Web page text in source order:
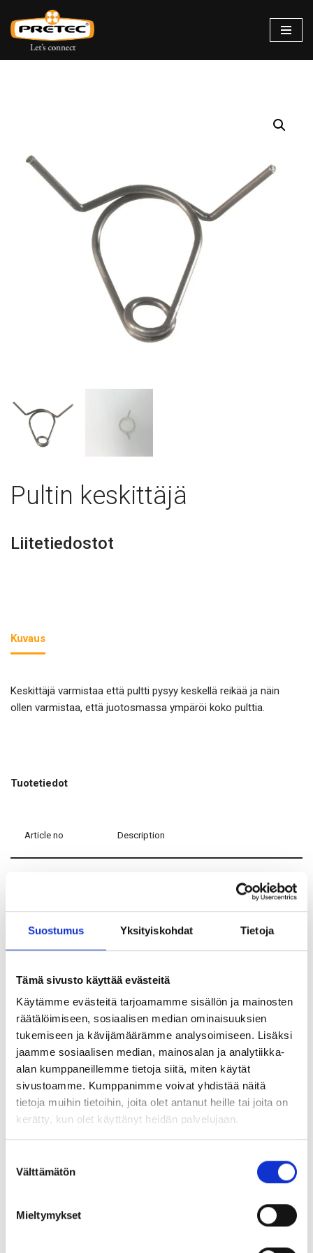
Suostumus Yksityiskohdat Tietoja
Tämä sivusto käyttää evästeitä
Käytämme evästeitä tarjoamamme sisällön ja mainosten
räätälöimiseen, sosiaalisen median ominaisuuksien
tukemiseen ja kävijämäärämme analysoimiseen. Lisäksi
jaamme sosiaalisen median, mainosalan ja analytiikka-
alan kumppaneillemme tietoja siitä, miten käytät
sivustoamme. Kumppanimme voivat yhdistää näitä
tietoja muihin tietoihin, joita olet antanut heille tai joita on
kerätty, kun olet käyttänyt heidän palvelujaan.
valinta
Välttämätön
Mieltymykset
Siirry
suoraan
Pultin keskittäjä
Liitetiedostot
Kuvaus
Keskittäjä varmistaa että pultti pysyy keskellä reikää ja näin
ollen varmistaa, että juotosmassa ympäröi koko pulttia.
Tuotetiedot
Article no Description
618017 Spring for Ø16/Ø38-Y167
618021 Spring for Ø20/45-48-Y205
618025 Spring for Ø25/45-48-Y255
618027 Spring for Ø27/45-48-Y255